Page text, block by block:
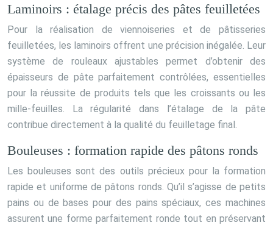
Laminoirs : étalage précis des pâtes feuilletées
Pour la réalisation de viennoiseries et de pâtisseries
feuilletées, les laminoirs offrent une précision inégalée. Leur
système de rouleaux ajustables permet d’obtenir des
épaisseurs de pâte parfaitement contrôlées, essentielles
pour la réussite de produits tels que les croissants ou les
mille-feuilles. La régularité dans l’étalage de la pâte
contribue directement à la qualité du feuilletage final.
Bouleuses : formation rapide des pâtons ronds
Les bouleuses sont des outils précieux pour la formation
rapide et uniforme de pâtons ronds. Qu’il s’agisse de petits
pains ou de bases pour des pains spéciaux, ces machines
assurent une forme parfaitement ronde tout en préservant